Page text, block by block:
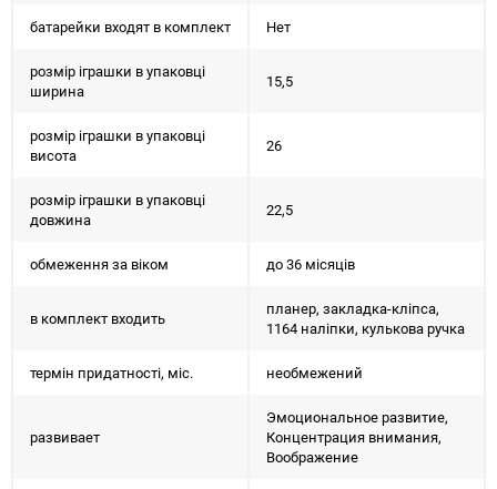
батарейки входят в комплект Нет
розмір іграшки в упаковці
ширина
15,5
розмір іграшки в упаковці
висота
26
розмір іграшки в упаковці
довжина
22,5
обмеження за віком до 36 місяців
в комплект входить
планер, закладка-кліпса,
1164 наліпки, кулькова ручка
термін придатності, міс. необмежений
развивает
Эмоциональное развитие,
Концентрация внимания,
Воображение